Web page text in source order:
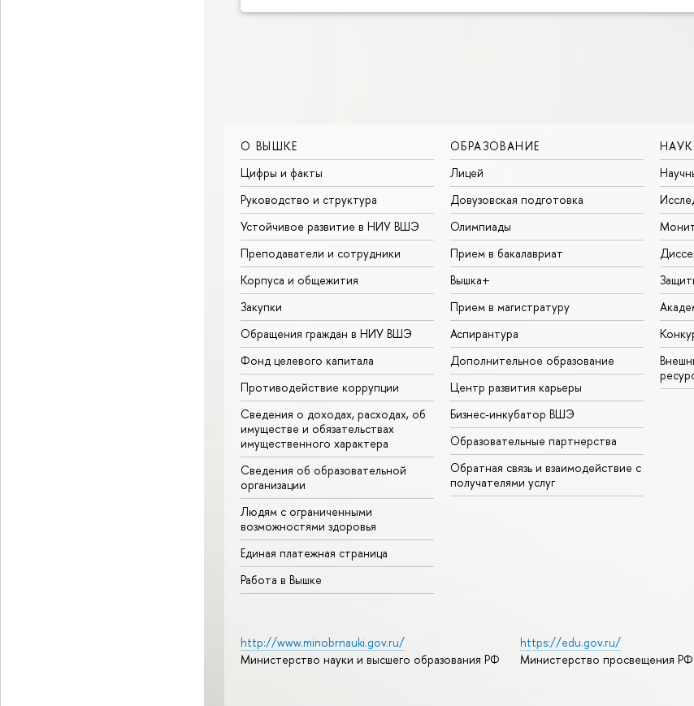
О ВЫШКЕ
Цифры и факты
Руководство и структура
Устойчивое развитие в НИУ ВШЭ
Преподаватели и сотрудники
Корпуса и общежития
Закупки
Обращения граждан в НИУ ВШЭ
Фонд целевого капитала
Противодействие коррупции
Сведения о доходах, расходах, об
имуществе и обязательствах
имущественного характера
Сведения об образовательной
организации
Людям с ограниченными
возможностями здоровья
Единая платежная страница
Работа в Вышке
ОБРАЗОВАНИЕ
Лицей
Довузовская подготовка
Олимпиады
Прием в бакалавриат
Вышка+
Прием в магистратуру
Аспирантура
Дополнительное образование
Центр развития карьеры
Бизнес-инкубатор ВШЭ
Образовательные партнерства
Обратная связь и взаимодействие с
получателями услуг
http://www.minobrnauki.gov.ru/
Министерство науки и высшего образования РФ
https://edu.gov.ru/
Министерство просвещения РФ